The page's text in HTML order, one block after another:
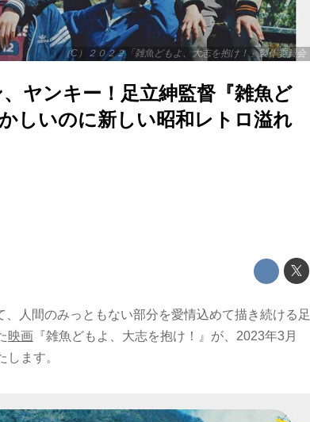
（C）２０２２「雑魚どもよ、大志を抱け！」製作委員会
ヤンキー！足立紳監督『雑魚ど
しいのに新しい昭和レトロ溢れ
人間のみっともない部分を愛情込めて描き続ける足
映画 『雑魚どもよ、大志を抱け！』が、2023年3月
ます。